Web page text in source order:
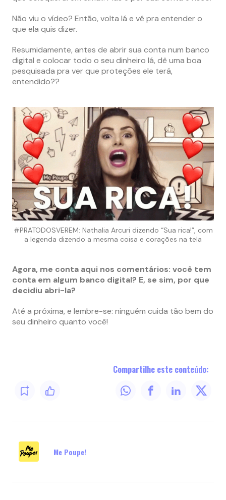
Não viu o vídeo? Então, volta lá e vê pra entender o
que ela quis dizer.
Resumidamente, antes de abrir sua conta num banco
digital e colocar todo o seu dinheiro lá, dê uma boa
pesquisada pra ver que proteções ele terá,
entendido??
#PRATODOSVEREM: Nathalia Arcuri dizendo “Sua rica!”, com
a legenda dizendo a mesma coisa e corações na tela
Agora, me conta aqui nos comentários: você tem
conta em algum banco digital? E, se sim, por que
decidiu abri-la?
Até a próxima, e lembre-se: ninguém cuida tão bem do
seu dinheiro quanto você!
Compartilhe este conteúdo:
Me Poupe!